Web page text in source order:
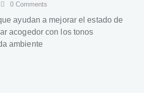
0 Comments
ayudan a mejorar el estado de
acogedor con los tonos
ambiente